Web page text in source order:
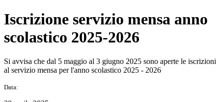
Iscrizione servizio mensa anno
scolastico 2025-2026
Si avvisa che dal 5 maggio al 3 giugno 2025 sono aperte le iscrizioni
al servizio mensa per l'anno scolastico 2025 - 2026
Data: